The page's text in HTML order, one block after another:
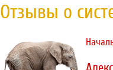
Отзывы о